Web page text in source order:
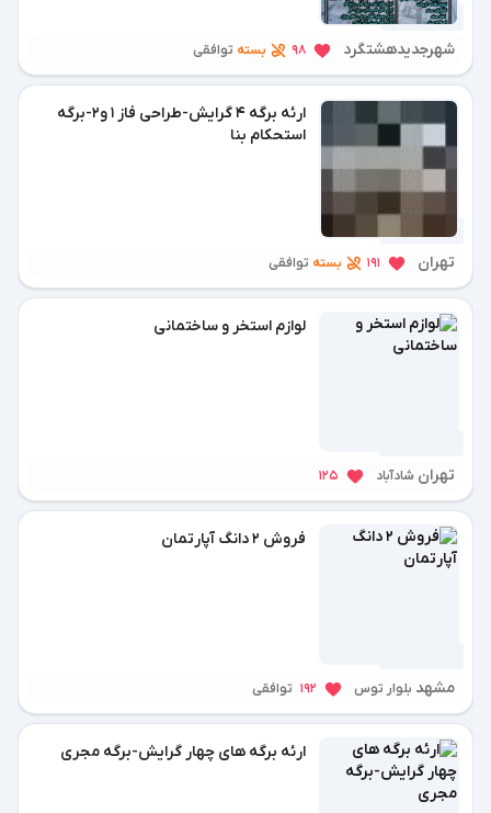
6 ماه پیش
شهرجدیدهشتگرد 98 بسته توافقی
ارئه برگه 4 گرایش-طراحی فاز 1 و2-برگه
استحکام بنا
تهران 191 بسته توافقی
لوازم استخر و ساختمانی
تهران شادآباد 125
فروش ۲ دانگ آپارتمان
مشهد بلوار توس 192 توافقی
ارئه برگه های چهار گرایش-برگه مجری